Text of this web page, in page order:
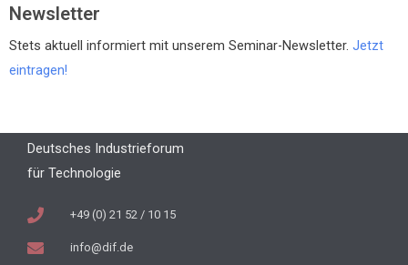
Newsletter
Stets aktuell informiert mit unserem Seminar-Newsletter. Jetzt
eintragen!
Deutsches Industrieforum
für Technologie
+49 (0) 21 52 / 10 15
info@dif.de